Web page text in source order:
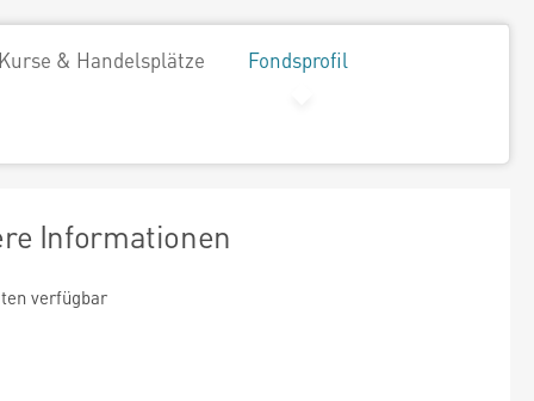
& Handelsplätze Fondsprofil
Informationen
verfügbar